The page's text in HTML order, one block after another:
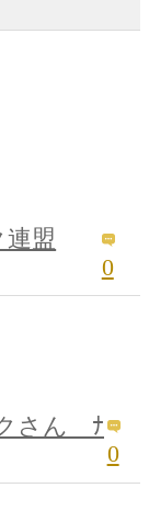
盟
0
さん ﾅ
0